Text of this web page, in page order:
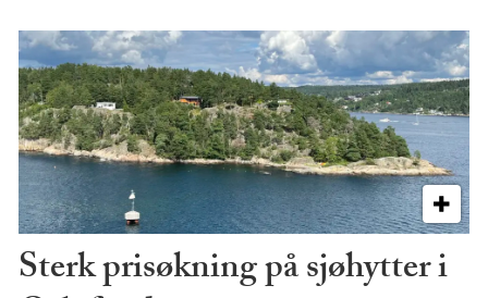
Sterk prisøkning på sjøhytter i